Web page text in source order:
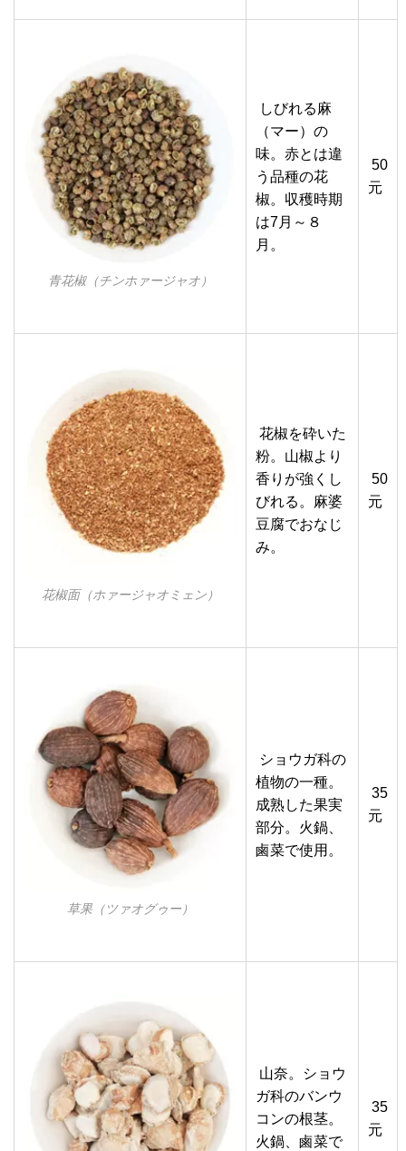
青花椒（チンホァージャオ）
しびれる麻
（マー）の
味。赤とは違
う品種の花
椒。収穫時期
は7月～８
月。
50
元
花椒面（ホァージャオミェン）
花椒を砕いた
粉。山椒より
香りが強くし
びれる。麻婆
豆腐でおなじ
み。
50
元
草果（ツァオグゥー）
ショウガ科の
植物の一種。
成熟した果実
部分。火鍋、
鹵菜で使用。
35
元
山奈。ショウ
ガ科のバンウ
コンの根茎。
火鍋、鹵菜で
35
元